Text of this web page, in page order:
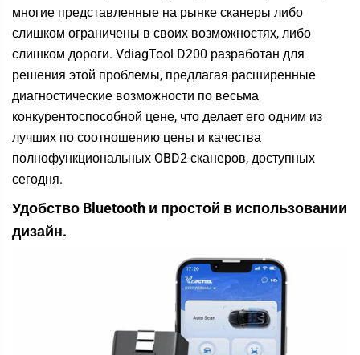
многие представленные на рынке сканеры либо
слишком ограничены в своих возможностях, либо
слишком дороги. VdiagTool D200 разработан для
решения этой проблемы, предлагая расширенные
диагностические возможности по весьма
конкурентоспособной цене, что делает его одним из
лучших по соотношению цены и качества
полнофункциональных OBD2-сканеров, доступных
сегодня.
Удобство Bluetooth и простой в использовании
дизайн.